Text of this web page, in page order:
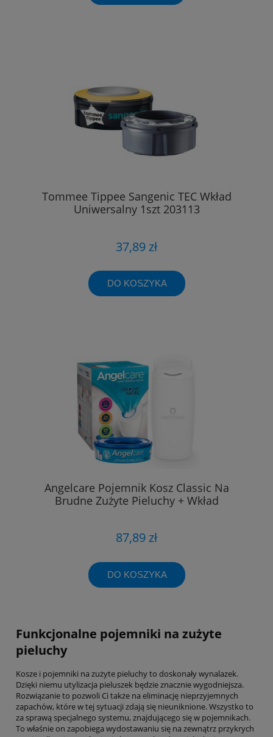
Tommee Tippee Sangenic TEC Wkład
Uniwersalny 1szt 203113
37,89 zł
DO KOSZYKA
Angelcare Pojemnik Kosz Classic Na
Brudne Zużyte Pieluchy + Wkład
87,89 zł
DO KOSZYKA
Funkcjonalne pojemniki na zużyte
pieluchy
Kosze i pojemniki na zużyte pieluchy to doskonały wynalazek.
Dzięki niemu utylizacja pieluszek będzie znacznie wygodniejsza.
Rozwiązanie to pozwoli Ci także na eliminację nieprzyjemnych
zapachów, które w tej sytuacji zdają się nieuniknione. Wszystko to
za sprawą specjalnego systemu, znajdującego się w pojemnikach.
To właśnie on zapobiega wydostawaniu się na zewnątrz przykrych